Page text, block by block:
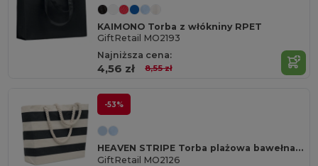
KAIMONO Torba z włókniny RPET
GiftRetail MO2193
Najniższa cena:
4,56 zł 8,55 zł
-53%
HEAVEN STRIPE Torba plażowa bawełna 220gr/m²
GiftRetail MO2126